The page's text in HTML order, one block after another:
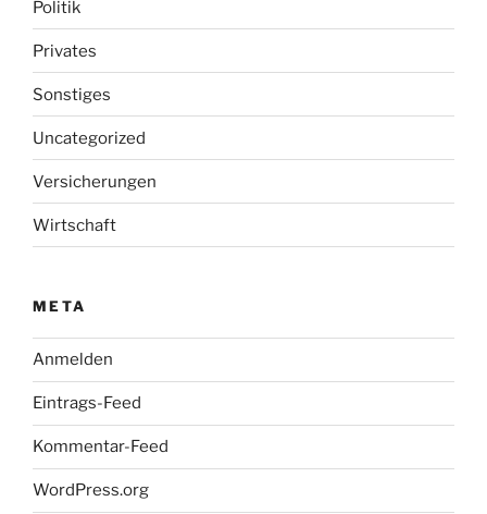
Politik
Privates
Sonstiges
Uncategorized
Versicherungen
Wirtschaft
META
Anmelden
Eintrags-Feed
Kommentar-Feed
WordPress.org